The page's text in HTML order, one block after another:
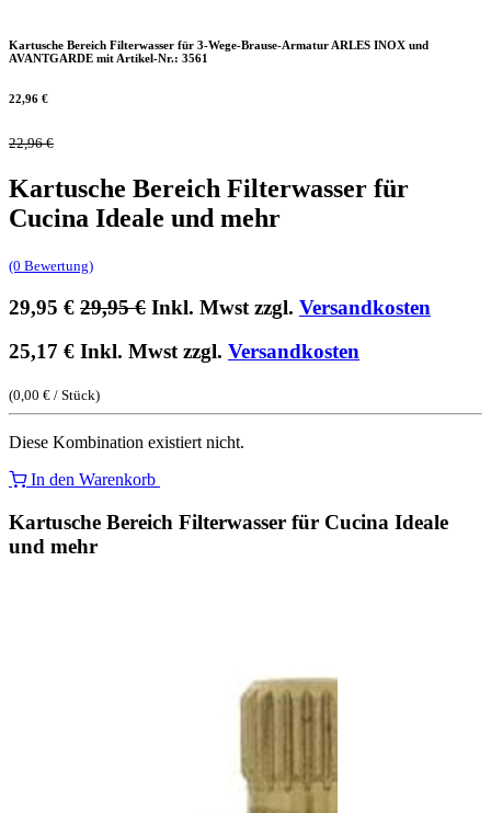
Kartusche Bereich Filterwasser für 3-Wege-Brause-Armatur ARLES INOX und
AVANTGARDE mit Artikel-Nr.: 3561
22,96 €
22,96€
Kartusche Bereich Filterwasser für
Cucina Ideale und mehr
(0 Bewertung)
29,95 € 29,95€ Inkl. Mwst zzgl. Versandkosten
25,17 € Inkl. Mwst zzgl. Versandkosten
(0,00 € / Stück)
Diese Kombination existiert nicht.
In den Warenkorb
Kartusche Bereich Filterwasser für Cucina Ideale
und mehr